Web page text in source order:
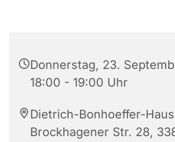
Donnerstag, 23.
18:00 - 19:00 Uhr
Dietrich-Bonhoeffer-
Brockhagener Str. 28,